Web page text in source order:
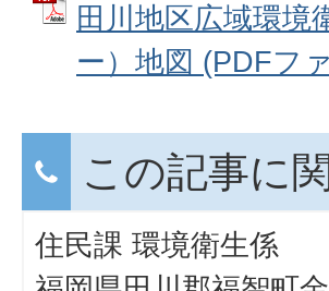
田川地区広域環境
ー）地図 (PDFフ
この記事に
住民課 環境衛生係